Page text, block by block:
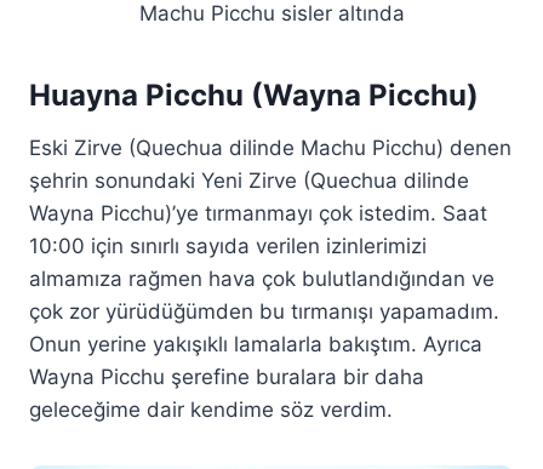
Machu Picchu sisler altında
Huayna Picchu (Wayna Picchu)
Eski Zirve (Quechua dilinde Machu Picchu) denen
şehrin sonundaki Yeni Zirve (Quechua dilinde
Wayna Picchu)’ye tırmanmayı çok istedim. Saat
10:00 için sınırlı sayıda verilen izinlerimizi
almamıza rağmen hava çok bulutlandığından ve
çok zor yürüdüğümden bu tırmanışı yapamadım.
Onun yerine yakışıklı lamalarla bakıştım. Ayrıca
Wayna Picchu şerefine buralara bir daha
geleceğime dair kendime söz verdim.